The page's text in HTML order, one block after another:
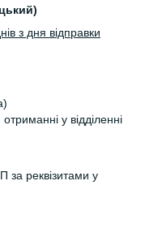
з дня відправки
у відділенні
реквізитами у